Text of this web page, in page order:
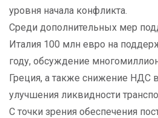
уровня начала конфликта.
Среди дополнительных мер
Италия 100 млн евро на
году, обсуждение
Греция, а также снижение НДС
улучшения ликвидности
С точки зрения обеспечения